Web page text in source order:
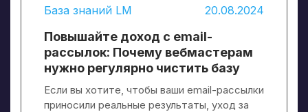
База знаний LM 20.08.2024
Повышайте доход с email-
рассылок: Почему вебмастерам
нужно регулярно чистить базу
Если вы хотите, чтобы ваши email-рассылки
приносили реальные результаты, уход за